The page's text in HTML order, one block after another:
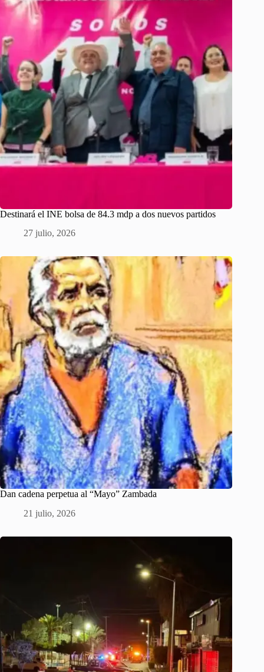
Destinará el INE bolsa de 84.3 mdp a dos nuevos partidos
27 julio, 2026
Dan cadena perpetua al “Mayo” Zambada
21 julio, 2026